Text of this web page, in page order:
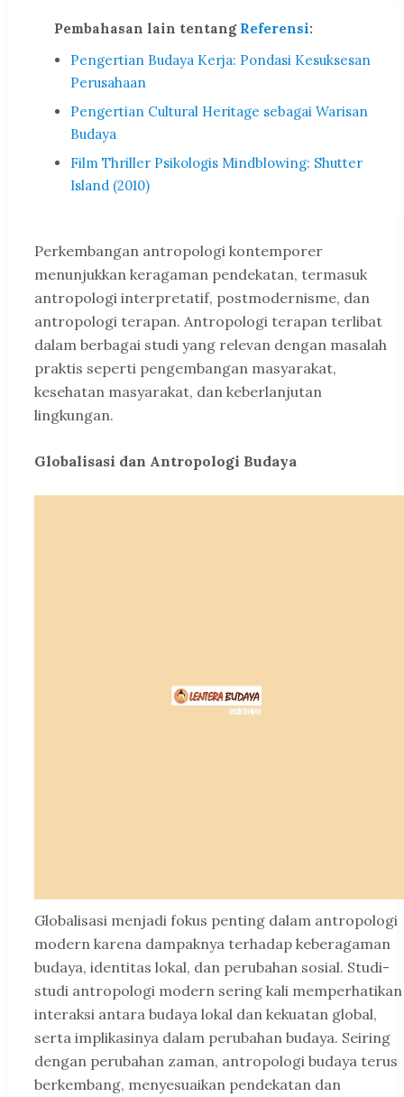
Pembahasan lain tentang Referensi:
Pengertian Budaya Kerja: Pondasi Kesuksesan
Perusahaan
Pengertian Cultural Heritage sebagai Warisan
Budaya
Film Thriller Psikologis Mindblowing: Shutter
Island (2010)
Perkembangan antropologi kontemporer
menunjukkan keragaman pendekatan, termasuk
antropologi interpretatif, postmodernisme, dan
antropologi terapan. Antropologi terapan terlibat
dalam berbagai studi yang relevan dengan masalah
praktis seperti pengembangan masyarakat,
kesehatan masyarakat, dan keberlanjutan
lingkungan.
Globalisasi dan Antropologi Budaya
Globalisasi menjadi fokus penting dalam antropologi
modern karena dampaknya terhadap keberagaman
budaya, identitas lokal, dan perubahan sosial. Studi-
studi antropologi modern sering kali memperhatikan
interaksi antara budaya lokal dan kekuatan global,
serta implikasinya dalam perubahan budaya. Seiring
dengan perubahan zaman, antropologi budaya terus
berkembang, menyesuaikan pendekatan dan